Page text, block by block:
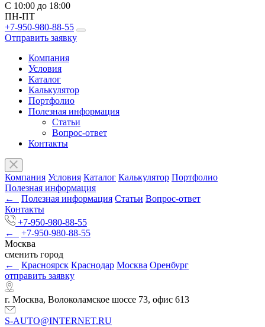
C 10:00 до 18:00
ПН-ПТ
+7-950-980-88-55
Отправить заявку
Компания
Условия
Каталог
Калькулятор
Портфолио
Полезная информация
Статьи
Вопрос-ответ
Контакты
Компания Условия Каталог Калькулятор Портфолио
Полезная информация
←
Полезная информация Статьи Вопрос-ответ
Контакты
+7-950-980-88-55
←
+7-950-980-88-55
Москва
сменить город
←
Красноярск Краснодар Москва Оренбург
отправить заявку
г. Москва, Волоколамское шоссе 73, офис 613
S-AUTO@INTERNET.RU